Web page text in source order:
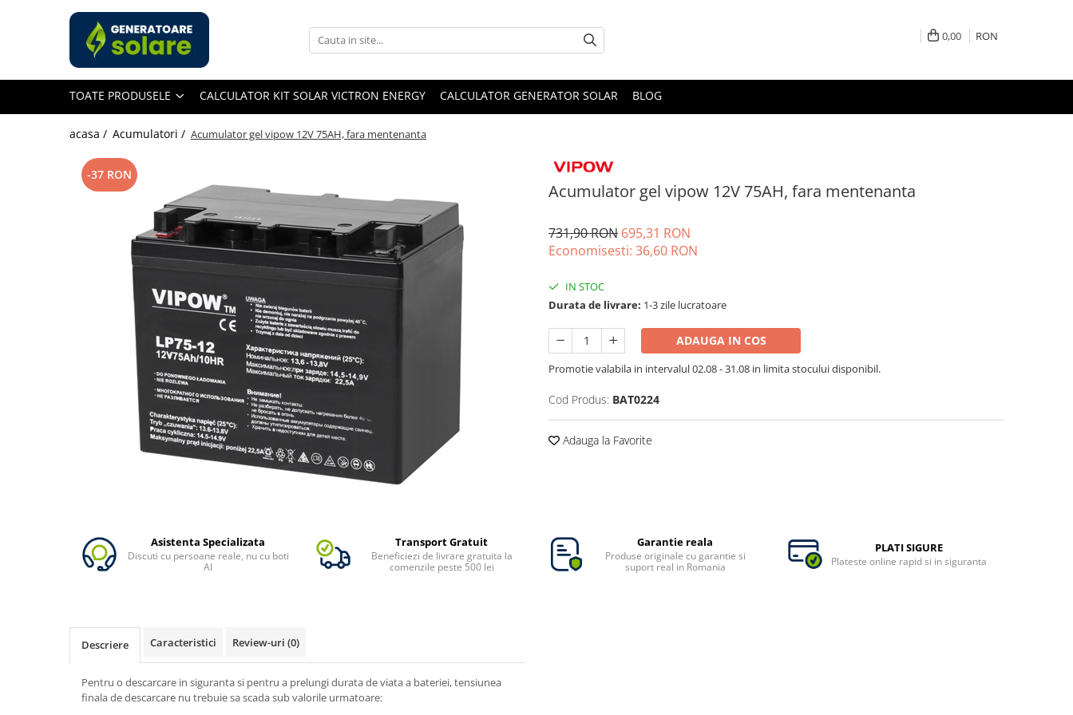
Toate Produsele
Cauta dupa capacitate
Intre 1000-2000W
Intre 2000-3000W
Accesorii Statii de Alimentare
Kituri Generatoare Solare
Cauta dupa marca
Toate generatoarele
Panouri Solare Pliabile
0,00 RON
TOATE PRODUSELE CALCULATOR KIT SOLAR VICTRON ENERGY CALCULATOR GENERATOR SOLAR BLOG
acasa / Acumulatori / Acumulator gel vipow 12V 75AH, fara mentenanta
Acumulator gel vipow 12V 75AH, fara mentenanta
-37 RON
731,90 RON 695,31 RON
Economisesti: 36,60 RON
IN STOC
Durata de livrare: 1-3 zile lucratoare
ADAUGA IN COS
Promotie valabila in intervalul 02.08 - 31.08 in limita stocului disponibil.
Cod Produs: BAT0224
Adauga la Favorite
Asistenta Specializata
Discuti cu persoane reale, nu cu boti
AI
Transport Gratuit
Beneficiezi de livrare gratuita la
comenzile peste 500 lei
Garantie reala
Produse originale cu garantie si
suport real in Romania
PLATI SIGURE
Plateste online rapid si in siguranta
Descriere Caracteristici Review-uri (0)
Pentru o descarcare in siguranta si pentru a prelungi durata de viata a bateriei, tensiunea
finala de descarcare nu trebuie sa scada sub valorile urmatoare: